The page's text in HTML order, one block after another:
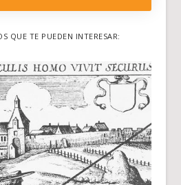
QUE TE PUEDEN INTERESAR: